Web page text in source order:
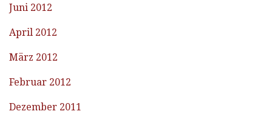
Juni 2012
April 2012
März 2012
Februar 2012
Dezember 2011